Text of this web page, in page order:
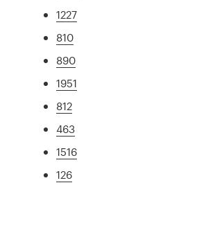
1227
810
890
1951
812
463
1516
126